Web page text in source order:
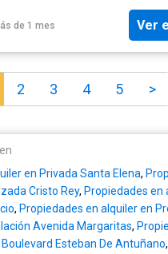
de 1 mes Ver
2 3 4 5 >
en Privada Santa Elena,
Cristo Rey, Propiedades en
, Propiedades en alquiler en
Avenida Margaritas,
Esteban De Antuñano,